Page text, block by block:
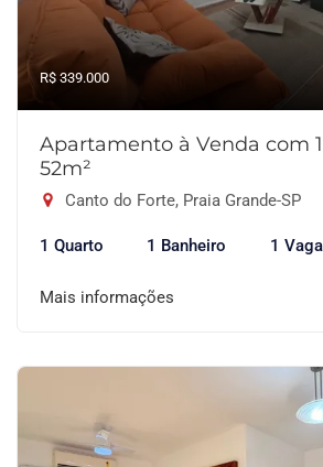
R$ 339.000
Apartamento à Venda com
52m²
Canto do Forte, Praia Grande-SP
1 Quarto 1 Banheiro 1 Vaga
Mais informações